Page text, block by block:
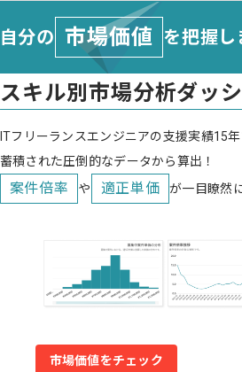
自分の 市場価値 を把握
スキル別市場分析ダッ
ITフリーランスエンジニアの支援実績15
蓄積された圧倒的なデータから算出！
案件倍率 や 適正単価 が一目瞭然
市場価値をチェック